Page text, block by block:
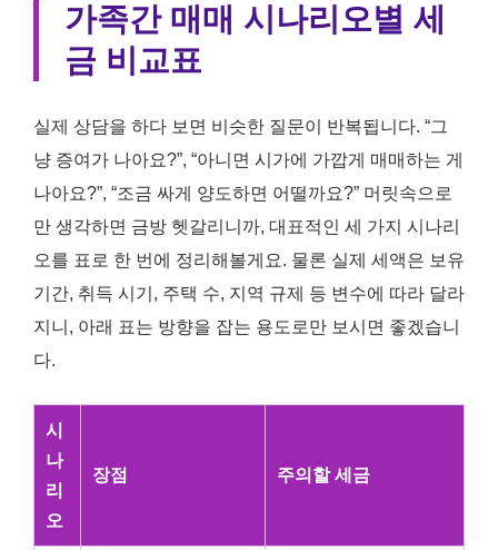
가족간 매매 시나리오별 세
금 비교표
실제 상담을 하다 보면 비슷한 질문이 반복됩니다. “그
냥 증여가 나아요?”, “아니면 시가에 가깝게 매매하는 게
나아요?”, “조금 싸게 양도하면 어떨까요?” 머릿속으로
만 생각하면 금방 헷갈리니까, 대표적인 세 가지 시나리
오를 표로 한 번에 정리해볼게요. 물론 실제 세액은 보유
기간, 취득 시기, 주택 수, 지역 규제 등 변수에 따라 달라
지니, 아래 표는 방향을 잡는 용도로만 보시면 좋겠습니
다.
시
나
리
오
장점 주의할 세금